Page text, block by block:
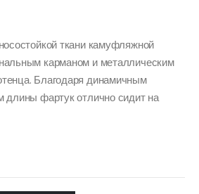
ткани камуфляжной
карманом и металлическим
Благодаря динамичным
длины фартук отлично сидит на